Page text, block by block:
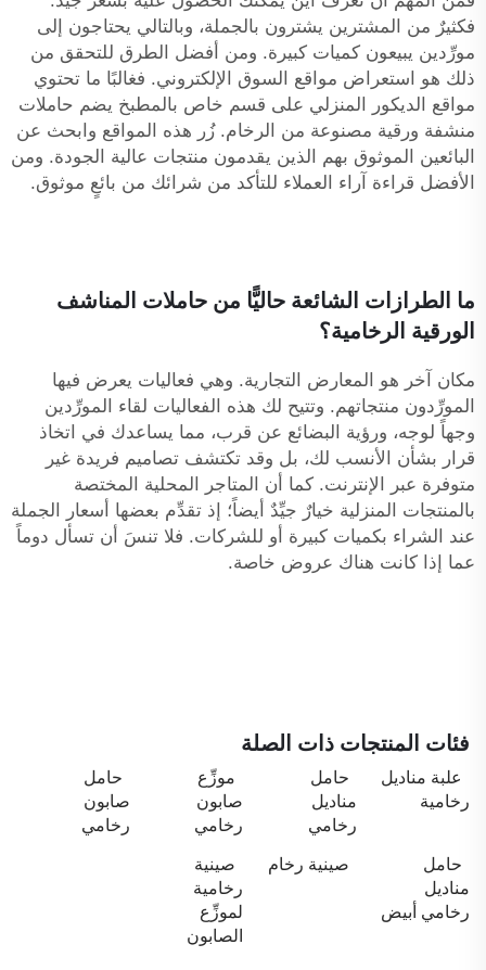
فكثيرٌ من المشترين يشترون بالجملة، وبالتالي يحتاجون إلى
مورِّدين يبيعون كميات كبيرة. ومن أفضل الطرق للتحقق من
ذلك هو استعراض مواقع السوق الإلكتروني. فغالبًا ما تحتوي
مواقع الديكور المنزلي على قسم خاص بالمطبخ يضم حاملات
منشفة ورقية مصنوعة من الرخام. زُر هذه المواقع وابحث عن
البائعين الموثوق بهم الذين يقدمون منتجات عالية الجودة. ومن
الأفضل قراءة آراء العملاء للتأكد من شرائك من بائعٍ موثوق.
ما الطرازات الشائعة حاليًّا من حاملات المناشف
الورقية الرخامية؟
مكان آخر هو المعارض التجارية. وهي فعاليات يعرض فيها
المورِّدون منتجاتهم. وتتيح لك هذه الفعاليات لقاء المورِّدين
وجهاً لوجه، ورؤية البضائع عن قرب، مما يساعدك في اتخاذ
قرار بشأن الأنسب لك، بل وقد تكتشف تصاميم فريدة غير
متوفرة عبر الإنترنت. كما أن المتاجر المحلية المختصة
بالمنتجات المنزلية خيارٌ جيِّدٌ أيضاً؛ إذ تقدِّم بعضها أسعار الجملة
عند الشراء بكميات كبيرة أو للشركات. فلا تنسَ أن تسأل دوماً
عما إذا كانت هناك عروض خاصة.
فئات المنتجات ذات الصلة
علبة مناديل
رخامية
حامل
مناديل
رخامي
موزِّع
صابون
رخامي
حامل
صابون
رخامي
حامل
مناديل
رخامي أبيض
صينية رخام
صينية
رخامية
لموزِّع
الصابون